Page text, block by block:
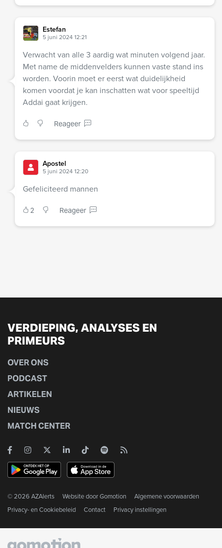
Estefan
5 juni 2024 12:21
Verwacht van alle 3 aardig wat minuten volgend jaar.
Met name de middenvelders kunnen vaste stand ins
worden. Voorin moet er eerst wat duidelijkheid
komen voordat je kan inschatten wat voor speeltijd
Addai gaat krijgen.
Reageer
Apostel
5 juni 2024 12:20
Gefeliciteerd mannen
2 Reageer
VERDIEPING, ANALYSES EN
PRIMEURS
OVER ONS
PODCAST
ARTIKELEN
NIEUWS
MATCH CENTER
© 2026 AZAlerts Website doorGomotion
Algemene voorwaarden
Privacy- en Cookiebeleid
Contact Privacy instellingen